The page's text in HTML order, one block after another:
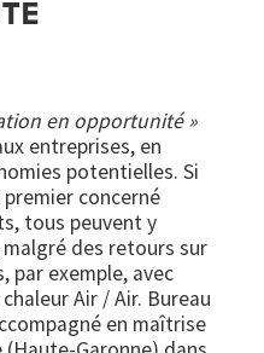
en opportunité »
entreprises, en
potentielles. Si
concerné
tous peuvent y
des retours sur
par exemple, avec
Air / Air. Bureau
en maîtrise